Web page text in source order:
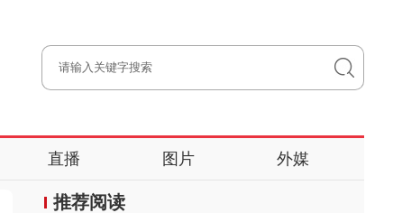
直播 图片 外媒
推荐阅读